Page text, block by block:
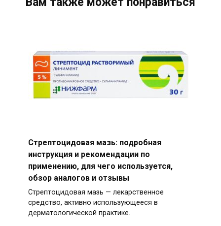
Стрептоцидовая мазь: подробная
инструкция и рекомендации по
применению, для чего используется,
обзор аналогов и отзывы
Стрептоцидовая мазь — лекарственное
средство, активно использующееся в
дерматологической практике.